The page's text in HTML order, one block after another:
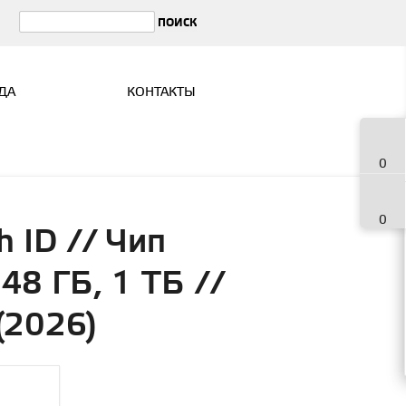
КОНТАКТЫ
0
0
ID // Чип
48 ГБ, 1 ТБ //